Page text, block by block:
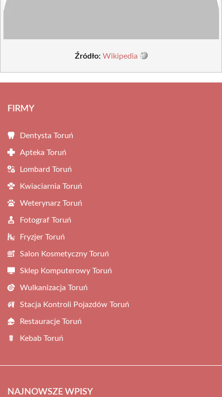
Źródło: Wikipedia
FIRMY
Dentysta Toruń
Apteka Toruń
Lombard Toruń
Kwiaciarnia Toruń
Weterynarz Toruń
Fotograf Toruń
Fryzjer Toruń
Salon Kosmetyczny Toruń
Sklep Komputerowy Toruń
Wulkanizacja Toruń
Stacja Kontroli Pojazdów Toruń
Restauracje Toruń
Kebab Toruń
NAJNOWSZE WPISY